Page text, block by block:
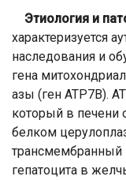
Этиология и
характеризуется
наследования и
гена
азы (ген АТР7В).
который в печени
белком
трансмембранный
гепатоцита в